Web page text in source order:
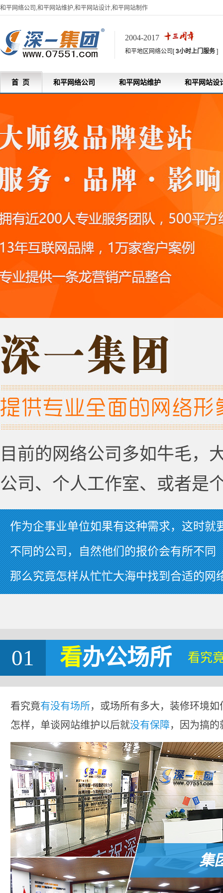
和平网络公司,和平网站维护,和平网站设计,和平网站制作
2004-2017
和平地区网络公司[3小时上门服务]
首 页 和平网络公司 和平网站维护 和平网站设
目前的网络公司多如牛毛，
公司、个人工作室、或者是
作为企事业单位如果有这种需求，这时就
不同的公司，自然他们的报价会有所不同
那么究竟怎样从忙忙大海中找到合适的网
01 看办公场所 看究
看究竟有没有场所，或场所有多大，装修环境
怎样，单谈网站维护以后就没有保障，因为搞
集